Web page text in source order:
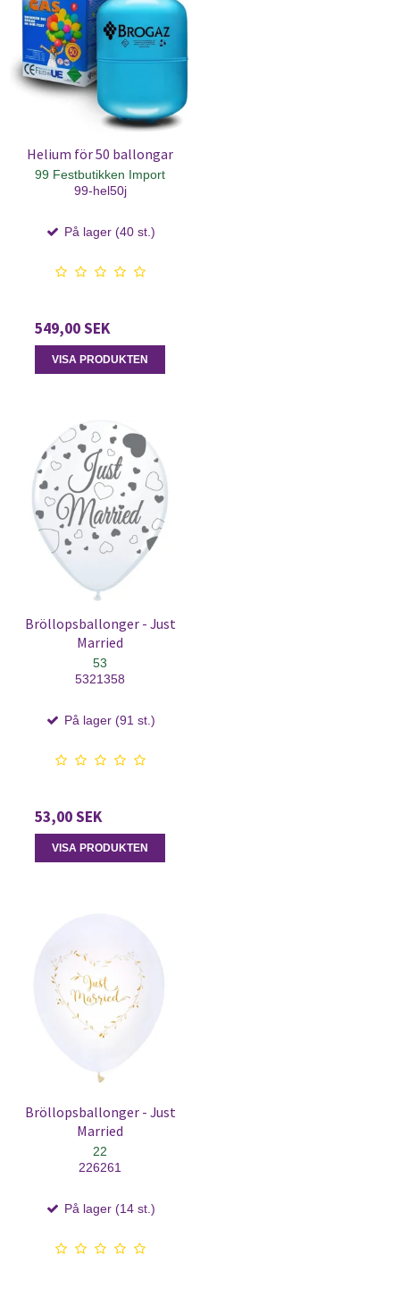
Helium för 50 ballongar
99 Festbutikken Import
99-hel50j
På lager (40 st.)
549,00 SEK
VISA PRODUKTEN
Bröllopsballonger - Just
Married
53
5321358
På lager (91 st.)
53,00 SEK
VISA PRODUKTEN
Bröllopsballonger - Just
Married
22
226261
På lager (14 st.)